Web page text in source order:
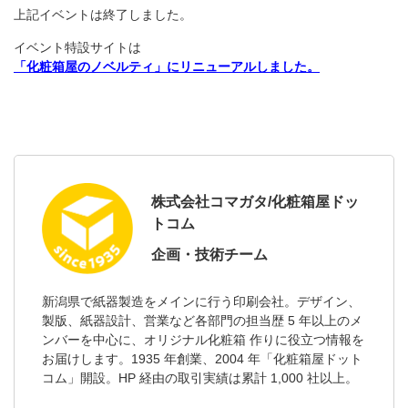
上記イベントは終了しました。
イベント特設サイトは
「化粧箱屋のノベルティ」にリニューアルしました。
株式会社コマガタ/化粧箱屋ドッ
トコム
企画・技術チーム
新潟県で紙器製造をメインに行う印刷会社。デザイン、
製版、紙器設計、営業など各部門の担当歴 5 年以上のメ
ンバーを中心に、オリジナル化粧箱 作りに役立つ情報を
お届けします。1935 年創業、2004 年「化粧箱屋ドット
コム」開設。HP 経由の取引実績は累計 1,000 社以上。